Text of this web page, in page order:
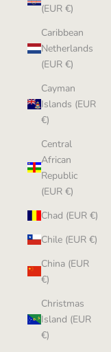
(EUR €)
Caribbean
Netherlands
(EUR €)
Cayman
Islands (EUR
€)
Central
African
Republic
(EUR €)
Chad (EUR €)
Chile (EUR €)
China (EUR
€)
Christmas
Island (EUR
€)